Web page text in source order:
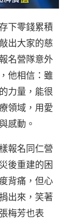
下零錢累積
出大家的慈
名營隊意外
他相信：雖
力量，能很
領域，用愛
感動。
報名同仁營
後重建的困
背痛，但心
出來，笑著
梅芳也表